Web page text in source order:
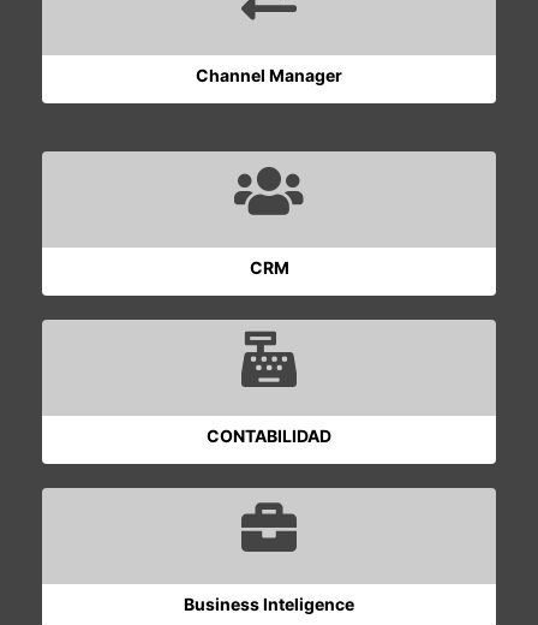
Channel Manager
CRM
CONTABILIDAD
Business Inteligence